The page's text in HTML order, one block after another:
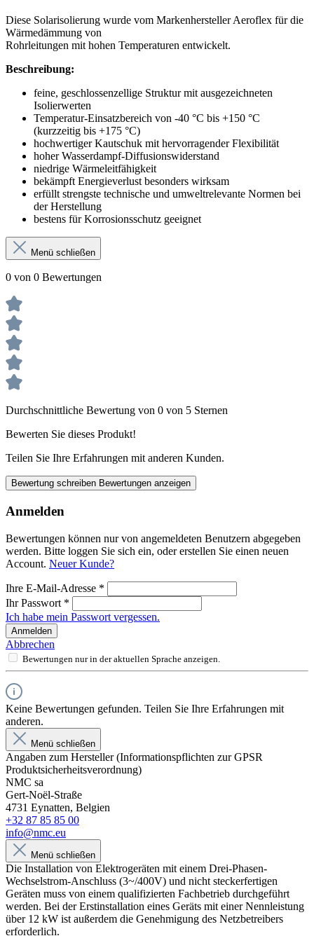
Diese Solarisolierung wurde vom Markenhersteller Aeroflex für die
Wärmedämmung von
Rohrleitungen mit hohen Temperaturen entwickelt.
Beschreibung:
feine, geschlossenzellige Struktur mit ausgezeichneten
Isolierwerten
Temperatur-Einsatzbereich von -40 °C bis +150 °C
(kurzzeitig bis +175 °C)
hochwertiger Kautschuk mit hervorragender Flexibilität
hoher Wasserdampf-Diffusionswiderstand
niedrige Wärmeleitfähigkeit
bekämpft Energieverlust besonders wirksam
erfüllt strengste technische und umweltrelevante Normen bei
der Herstellung
bestens für Korrosionsschutz geeignet
Menü schließen
0 von 0 Bewertungen
Durchschnittliche Bewertung von 0 von 5 Sternen
Bewerten Sie dieses Produkt!
Teilen Sie Ihre Erfahrungen mit anderen Kunden.
Bewertung schreiben Bewertungen anzeigen
Anmelden
Bewertungen können nur von angemeldeten Benutzern abgegeben
werden. Bitte loggen Sie sich ein, oder erstellen Sie einen neuen
Account. Neuer Kunde?
Ihre E-Mail-Adresse *
Ihr Passwort *
Ich habe mein Passwort vergessen.
Anmelden
Abbrechen
Bewertungen nur in der aktuellen Sprache anzeigen.
Keine Bewertungen gefunden. Teilen Sie Ihre Erfahrungen mit
anderen.
Menü schließen
Angaben zum Hersteller (Informationspflichten zur GPSR
Produktsicherheitsverordnung)
NMC sa
Gert-Noël-Straße
4731 Eynatten, Belgien
+32 87 85 85 00
info@nmc.eu
Menü schließen
Die Installation von Elektrogeräten mit einem Drei-Phasen-
Wechselstrom-Anschluss (3~/400V) und nicht steckerfertigen
Geräten muss von einem qualifizierten Fachbetrieb durchgeführt
werden. Bei der Erstinstallation eines Geräts mit einer Nennleistung
über 12 kW ist außerdem die Genehmigung des Netzbetreibers
erforderlich.